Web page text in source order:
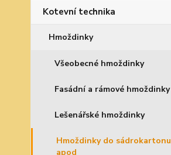
Kotevní technika
Hmoždinky
Všeobecné hmoždinky
Fasádní a rámové hmoždinky
Lešenářské hmoždinky
Hmoždinky do sádrokartonu
apod